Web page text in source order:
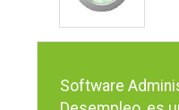
Software